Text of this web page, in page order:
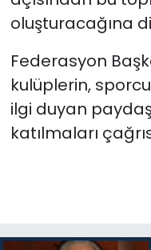
oluşturacağına
Federasyon
kulüplerin,
ilgi duyan
katılmaları